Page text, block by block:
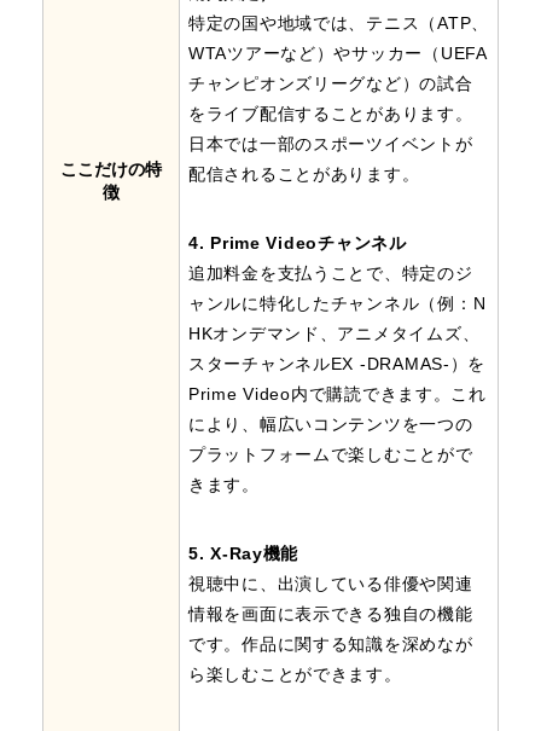
ここだけの特
徴
特定の国や地域では、テニス（ATP、
WTAツアーなど）やサッカー（UEFA
チャンピオンズリーグなど）の試合
をライブ配信することがあります。
日本では一部のスポーツイベントが
配信されることがあります。
4. Prime Videoチャンネル
追加料金を支払うことで、特定のジ
ャンルに特化したチャンネル（例：N
HKオンデマンド、アニメタイムズ、
スターチャンネルEX -DRAMAS-）を
Prime Video内で購読できます。これ
により、幅広いコンテンツを一つの
プラットフォームで楽しむことがで
きます。
5. X-Ray機能
視聴中に、出演している俳優や関連
情報を画面に表示できる独自の機能
です。作品に関する知識を深めなが
ら楽しむことができます。